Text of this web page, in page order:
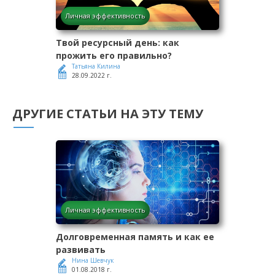
Личная эффективность
Твой ресурсный день: как
прожить его правильно?
Татьяна Килина
28.09.2022 г.
ДРУГИЕ СТАТЬИ НА ЭТУ ТЕМУ
Личная эффективность
Долговременная память и как ее
развивать
Нина Шевчук
01.08.2018 г.